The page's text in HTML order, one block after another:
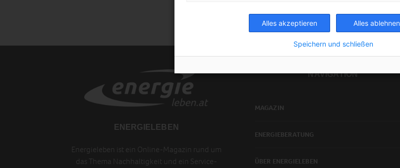
ENERGIELEBEN
Energieleben ist ein Online-Magazin rund um
das Thema Nachhaltigkeit und ein Service-
NAVIGATION
MAGAZIN
ENERGIEBERATUNG
ÜBER ENERGIELEBEN
Alles akzeptieren Alles ablehnen
Speichern und schließen